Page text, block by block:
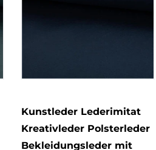
Kunstleder Lederimitat
Kreativleder Polsterleder
Bekleidungsleder mit